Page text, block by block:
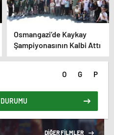
Osmangazi’de Kaykay
Şampiyonasının Kalbi Attı
O G P
DİĞER FİLMLER